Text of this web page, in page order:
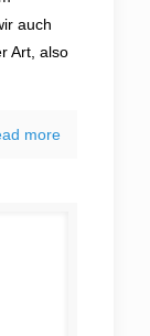
auch
Art, also
more